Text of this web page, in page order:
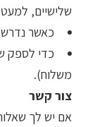
שלישיים,
כאשר נדרש
כדי לספק
משלוח).
צור קשר
אם יש לך